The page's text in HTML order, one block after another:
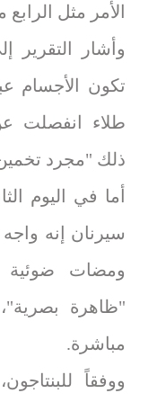
الأمر مثل
وأشار التقرير
تكون الأجسام
طلاء انفصلت
ذلك "مجرد
أما في اليوم
سيرنان إنه
ومضات ضوئية
"ظاهرة
مباشرة.
ووفقاً